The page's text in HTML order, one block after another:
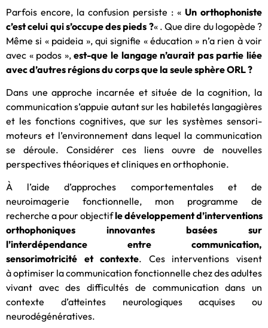
Parfois encore, la confusion persiste : « Un orthophoniste
c’est celui qui s’occupe des pieds ?« . Que dire du logopède ?
Même si « paideia », qui signifie « éducation » n’a rien à voir
avec « podos »,est-que le langage n’aurait pas partie liée
avec d’autres régions du corps que la seule sphère ORL ?
Dans une approche incarnée et située de la cognition, la
communication s’appuie autant sur les habiletés langagières
et les fonctions cognitives, que sur les systèmes sensori-
moteurs et l’environnement dans lequel la communication
se déroule. Considérer ces liens ouvre de nouvelles
perspectives théoriques et cliniques en orthophonie.
À l’aide d’approches comportementales et de
neuroimagerie fonctionnelle, mon programme de
recherche a pour objectifle développement d’interventions
orthophoniques innovantes basées sur
l’interdépendance entre communication,
sensorimotricité et contexte. Ces interventions visent
à optimiser la communication fonctionnelle chez des adultes
vivant avec des difficultés de communication dans un
contexte d’atteintes neurologiques acquises ou
neurodégénératives.